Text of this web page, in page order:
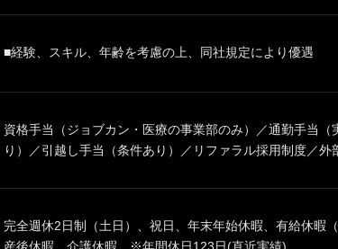
■経験、スキル、年齢を考慮の上、同社規定により優遇
資格手当（ジョブカン・医療の事業部のみ）／通勤手当
り）／引越し手当（条件あり）／リファラル採用制度／
完全週休2日制（土日）、祝日、年末年始休暇、有給休暇